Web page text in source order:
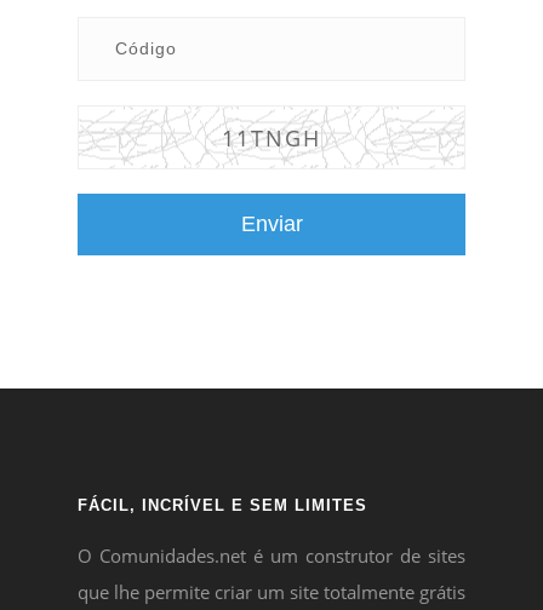
11TNGH
FÁCIL, INCRÍVEL E SEM LIMITES
O Comunidades.net é um construtor de sites
que lhe permite criar um site totalmente grátis